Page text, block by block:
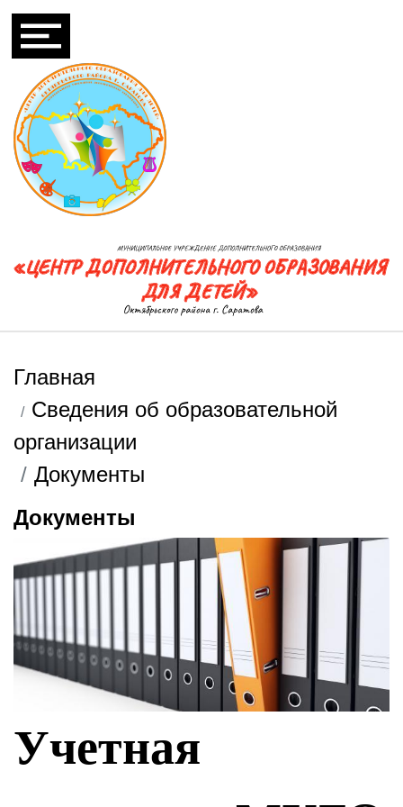
Главная
Сведения об образовательной
организации
Документы
Документы
Учетная